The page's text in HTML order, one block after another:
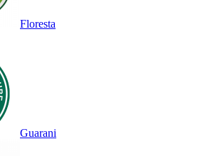
Floresta
Guarani